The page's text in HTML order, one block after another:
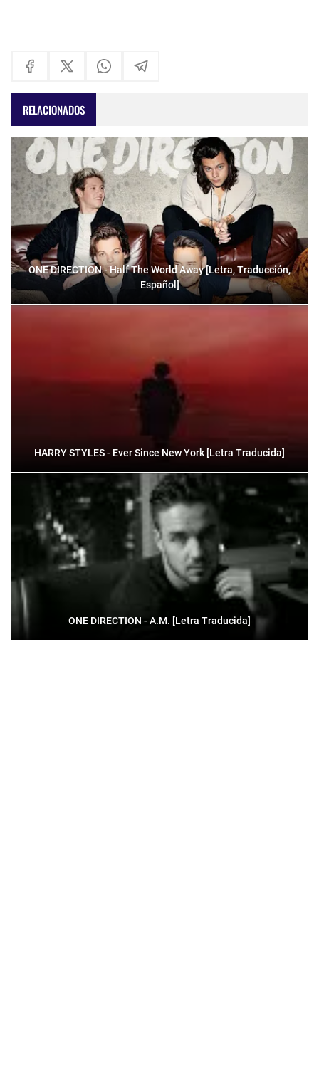
RELACIONADOS
ONE DIRECTION - Half The World Away [Letra, Traducción,
Español]
HARRY STYLES - Ever Since New York [Letra Traducida]
ONE DIRECTION - A.M. [Letra Traducida]